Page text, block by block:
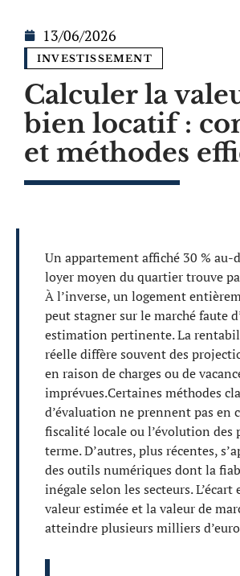
13/06/2026
INVESTISSEMENT
Calculer la
bien locatif :
et méthodes
Un appartement affiché 30 % au-
loyer moyen du quartier trouve
À l’inverse, un logement
peut stagner sur le marché faute
estimation pertinente. La
réelle diffère souvent des
en raison de charges ou de
imprévues.Certaines méthodes
d’évaluation ne prennent pas en
fiscalité locale ou l’évolution des
terme. D’autres, plus récentes,
des outils numériques dont la
inégale selon les secteurs. L’écart
valeur estimée et la valeur de
atteindre plusieurs milliers